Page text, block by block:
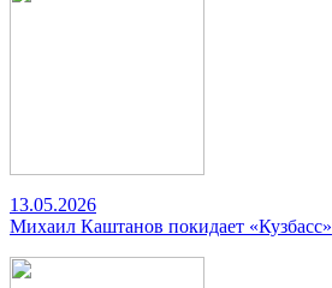
13.05.2026
Михаил Каштанов покидает «Кузбасс»